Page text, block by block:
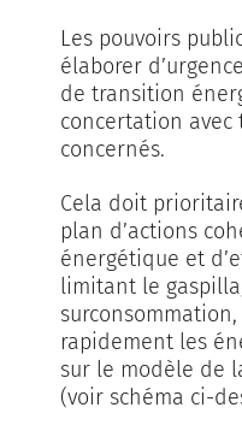
Les pouvoirs
élaborer
de transition
concertation avec
concernés.
Cela doit
plan d’actions
énergétique et
limitant le
rapidement les
sur le modèle de
(voir schéma ci-